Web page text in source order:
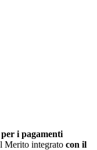
per i pagamenti
Merito integrato con il